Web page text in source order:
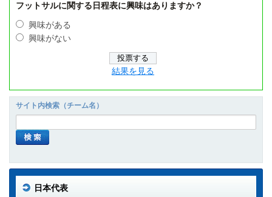
フットサルに関する日程表に興味はありますか？
興味がある
興味がない
結果を見る
サイト内検索（チーム名）
日本代表